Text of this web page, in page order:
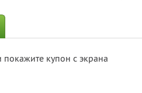
покажите купон с экрана